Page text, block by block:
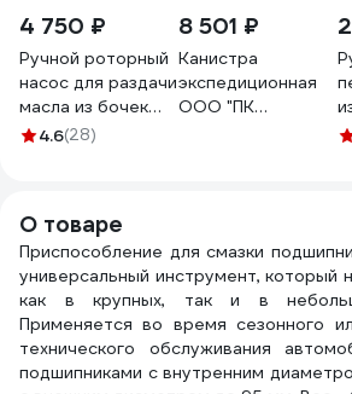
4 750 ₽
Ручной роторный
насос для раздачи
масла из бочек
объемом 60-220
4.6(28)
8 501 ₽
Канистра
экспедиционная
ООО "ПК
О товаре
Приспособление для смазки
универсальный инструмент, который
как в крупных, так и в
Применяется во время сезонного
технического обслуживания
подшипниками с внутренним